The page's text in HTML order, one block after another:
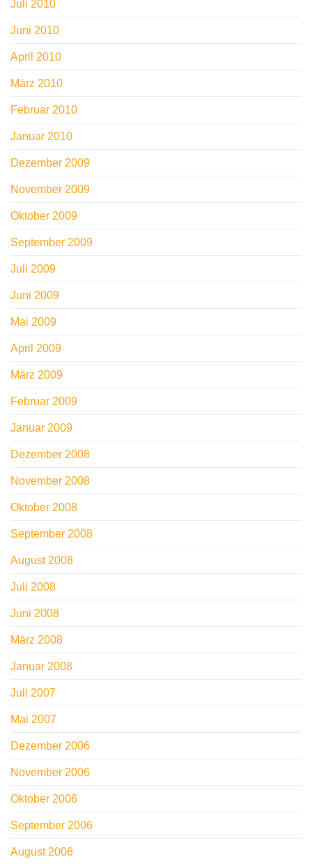
Juli 2010
Juni 2010
April 2010
März 2010
Februar 2010
Januar 2010
Dezember 2009
November 2009
Oktober 2009
September 2009
Juli 2009
Juni 2009
Mai 2009
April 2009
März 2009
Februar 2009
Januar 2009
Dezember 2008
November 2008
Oktober 2008
September 2008
August 2008
Juli 2008
Juni 2008
März 2008
Januar 2008
Juli 2007
Mai 2007
Dezember 2006
November 2006
Oktober 2006
September 2006
August 2006